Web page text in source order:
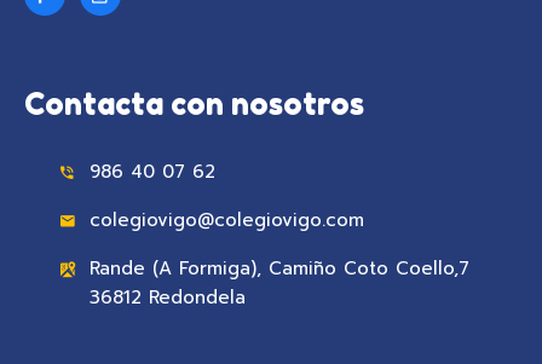
Contacta con nosotros
986 40 07 62
colegiovigo@colegiovigo.com
Rande (A Formiga), Camiño Coto Coello,7
36812 Redondela